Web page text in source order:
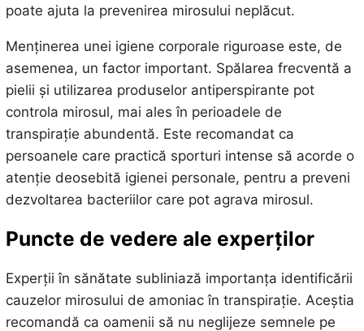
poate ajuta la prevenirea mirosului neplăcut.
Menținerea unei igiene corporale riguroase este, de
asemenea, un factor important. Spălarea frecventă a
pielii și utilizarea produselor antiperspirante pot
controla mirosul, mai ales în perioadele de
transpirație abundentă. Este recomandat ca
persoanele care practică sporturi intense să acorde o
atenție deosebită igienei personale, pentru a preveni
dezvoltarea bacteriilor care pot agrava mirosul.
Puncte de vedere ale experților
Experții în sănătate subliniază importanța identificării
cauzelor mirosului de amoniac în transpirație. Aceștia
recomandă ca oamenii să nu neglijeze semnele pe